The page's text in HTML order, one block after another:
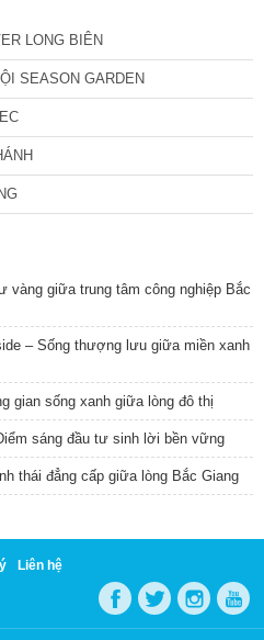
LONG BIÊN
SEASON GARDEN
vàng giữa trung tâm công nghiệp Bắc
– Sống thượng lưu giữa miền xanh
gian sống xanh giữa lòng đô thị
sáng đầu tư sinh lời bền vững
thái đẳng cấp giữa lòng Bắc Giang
Liên hệ